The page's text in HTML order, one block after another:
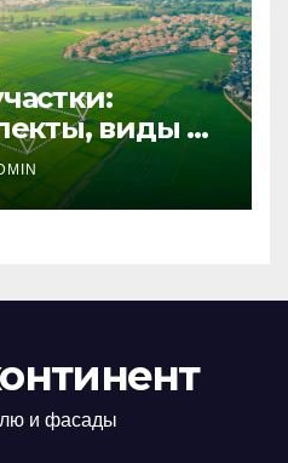
виды и
и фасады